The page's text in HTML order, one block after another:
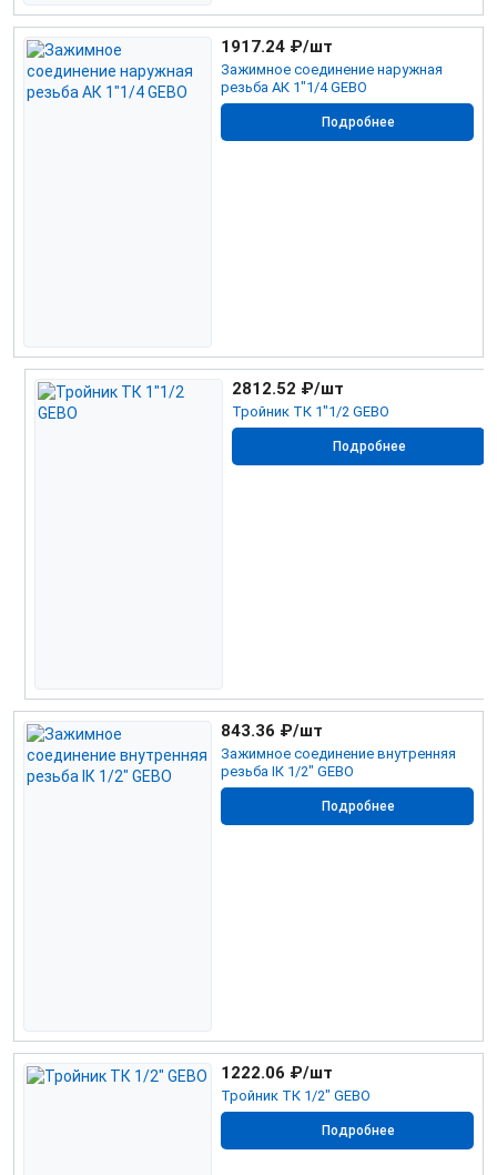
Зажимное соединение наружная
резьба АК 1"1/4 GEBO
1917.24 ₽/шт
Подробнее
Тройник ТК 1"1/2 GEBO
2812.52 ₽/шт
Подробнее
Зажимное соединение внутренняя
резьба IК 1/2" GEBO
843.36 ₽/шт
Подробнее
Тройник ТК 1/2" GEBO
1222.06 ₽/шт
Подробнее